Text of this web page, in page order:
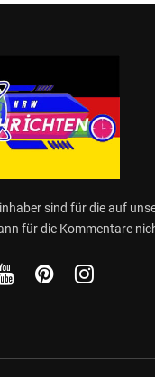
sind für die auf
für die Kommentare